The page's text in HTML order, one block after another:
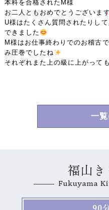
本科を合格されたM様
お二人ともおめでとうございます
U様はたくさん質問されたりし
できました
M様はお仕事終わりでのお稽古
み圧巻でしたね
それぞれまた上の級に上がって
一